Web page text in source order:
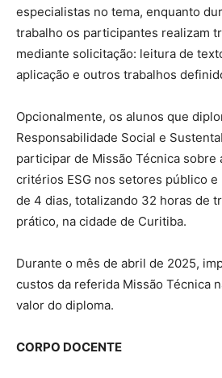
especialistas no tema, enquanto
trabalho os participantes realizam
mediante solicitação: leitura de
aplicação e outros trabalhos
Opcionalmente, os alunos que
Responsabilidade Social e
participar de Missão Técnica sobre
critérios ESG nos setores público e
de 4 dias, totalizando 32 horas de
prático, na cidade de Curitiba.
Durante o mês de abril de 2025,
custos da referida Missão Técnica
valor do diploma.
CORPO DOCENTE